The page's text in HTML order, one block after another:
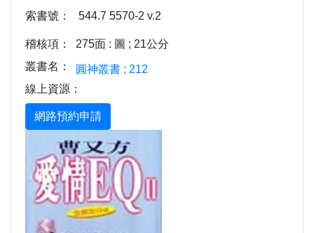
索書號：
544.7 5570-2 v.2
稽核項：
275面 : 圖 ; 21公分
叢書名：
圓神叢書 ; 212
線上資源：